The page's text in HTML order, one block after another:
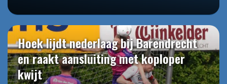
Hoek lijdt nederlaag bij Barendrecht
en raakt aansluiting met koploper
kwijt